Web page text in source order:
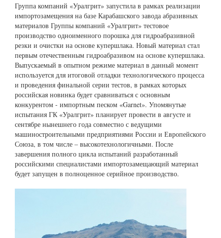
Группа компаний «Уралгрит» запустила в рамках реализации
импортозамещения на базе Карабашского завода абразивных
материалов Группы компаний «Уралгрит» тестовое
производство одноименного порошка для гидроабразивной
резки и очистки на основе купершлака. Новый материал стал
первым отечественным гидроабразивом на основе купершлака.
Выпускаемый в опытном режиме материал в данный момент
используется для итоговой отладки технологического процесса
и проведения финальной серии тестов, в рамках которых
российская новинка будет сравниваться с основным
конкурентом - импортным песком «Garnet». Упомянутые
испытания ГК «Уралгрит» планирует провести в августе и
сентябре нынешнего года совместно с ведущими
машиностроительными предприятиями России и Европейского
Союза, в том числе – высокотехнологичными. После
завершения полного цикла испытаний разработанный
российскими специалистами импортозамещающий материал
будет запущен в полноценное серийное производство.